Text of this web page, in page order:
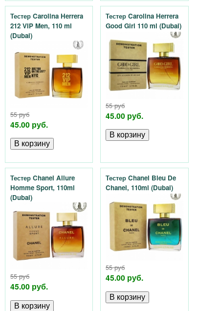
е
т
й
в
о
д
ы
д
у
х
Тестер Carolina Herrera
212 VIP Men, 110 ml
(Dubai)
55 руб
45.00 руб.
Тестер Carolina Herrera
Good Girl 110 ml (Dubai)
55 руб
45.00 руб.
Тестер Chanel Allure
Homme Sport, 110ml
(Dubai)
55 руб
45.00 руб.
Тестер Chanel Bleu De
Chanel, 110ml (Dubai)
55 руб
45.00 руб.